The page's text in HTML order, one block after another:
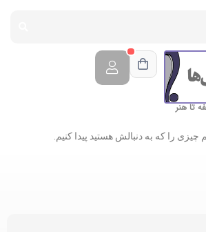
تا هنر
را که به دنبالش هستید پیدا کنیم.